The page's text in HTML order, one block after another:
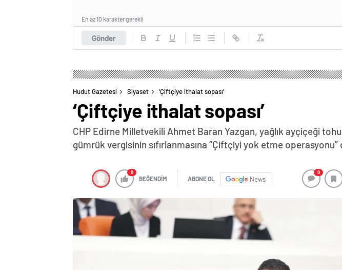
Gönder
En az 10 karakter gerekli
Hudut Gazetesi Siyaset ‘Çiftçiye ithalat sopası’
‘Çiftçiye ithalat sopası’
CHP Edirne Milletvekili Ahmet Baran Yazgan, yağlık ayçiçeği
gümrük vergisinin sıfırlanmasına “Çiftçiyi yok etme
0
BEĞENDİM ABONE OL News
0